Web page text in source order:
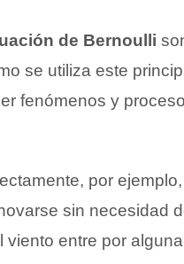
de Bernoulli
se utiliza este
fenómenos y
por
sin necesidad
entre por alguna